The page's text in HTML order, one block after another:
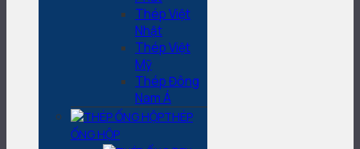
Thép Việt
Nhật
Thép Việt
Mỹ
Thép Đông
Nam Á
THÉP
ỐNG HỘP